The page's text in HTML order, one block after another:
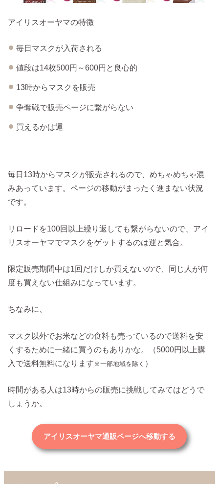
アイリスオーヤマの特徴
毎日マスクが入荷される
値段は14枚500円～600円と良心的
13時からマスクを販売
争奪戦で販売ページに繋がらない
買えるかは運
毎日13時からマスクが販売されるので、めちゃめちゃ混
みあっています。ページの移動がまったく進まない状況
です。
リロードを100回以上繰り返しても繋がらないので、アイ
リスオーヤマでマスクをゲットするのは運と気合。
限定販売期間中は1回だけしか買えないので、同じ人が何
度も買えない仕組みになっています。
ちなみに、
マスク以外でお米などの食料も売っているので送料を安
くするために一緒に買うのもありかな。（5000円以上購
入で送料無料になります ※一部地域を除く ）
時間がある人は13時からの販売に挑戦してみてはどうで
しょうか。
アイリスオーヤマ通販ページへ移動する